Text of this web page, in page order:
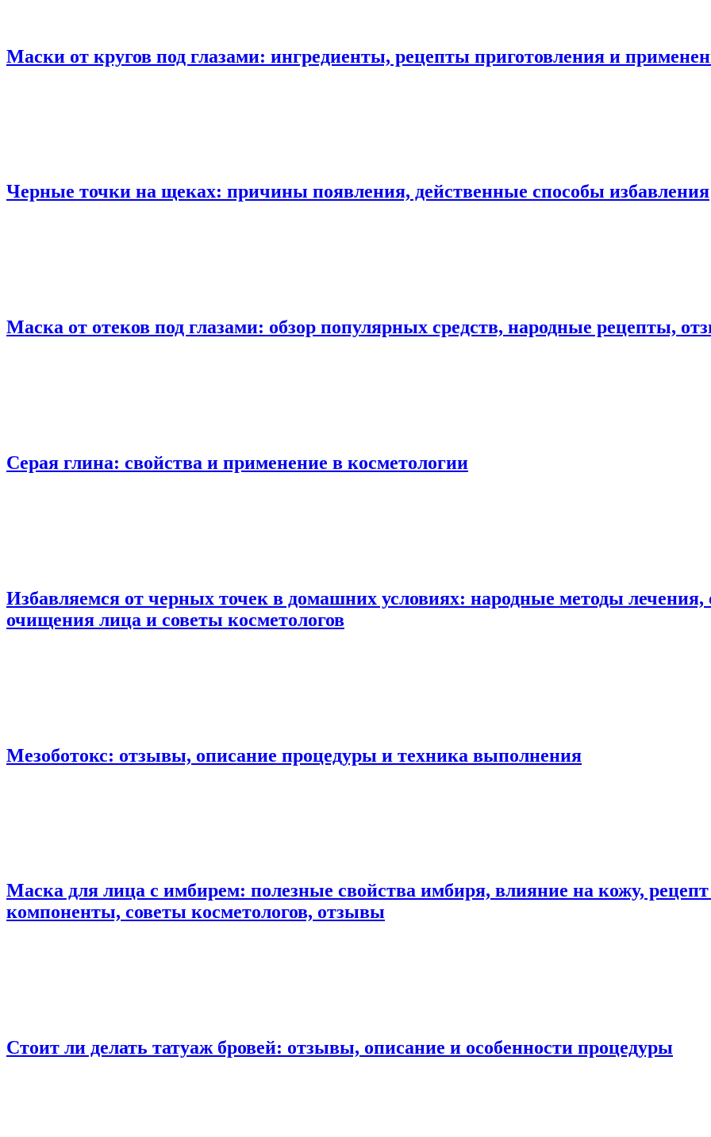
Маски от кругов под глазами: ингредиенты, рецепты приготовления и
Черные точки на щеках: причины появления, действенные способы избавления
Маска от отеков под глазами: обзор популярных средств, народные рецепты,
Серая глина: свойства и применение в косметологии
Избавляемся от черных точек в домашних условиях: народные методы
очищения лица и советы косметологов
Мезоботокс: отзывы, описание процедуры и техника выполнения
Маска для лица с имбирем: полезные свойства имбиря, влияние на кожу,
компоненты, советы косметологов, отзывы
Стоит ли делать татуаж бровей: отзывы, описание и особенности процедуры